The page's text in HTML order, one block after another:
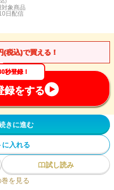
象商品
日 配信
(税込)で買える！
秒登録！
録をする
きに進む
に入れる
試し読み
を見る